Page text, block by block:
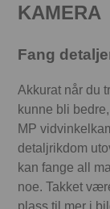
KAMERA
Fang
Akkurat når du
kunne bli
MP
detaljrikdom
kan fange all
noe. Takket